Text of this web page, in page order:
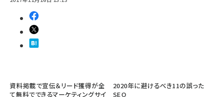
資料掲載で宣伝＆リード獲得が全
て無料でできるマーケティングサイ
2020年に避けるべき11の誤った
SEO